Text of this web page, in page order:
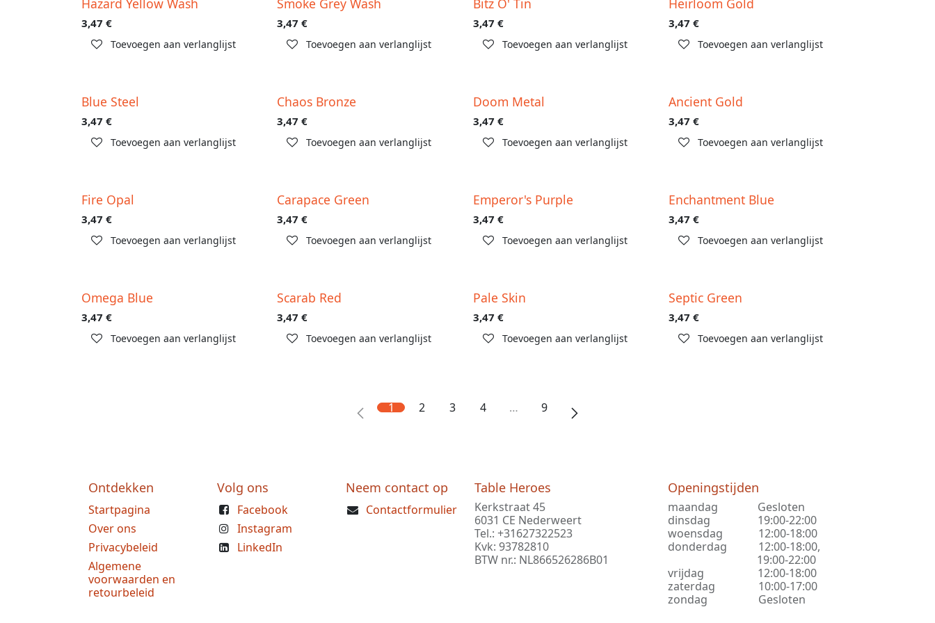
Hazard Yellow Wash
3,47 €
Toevoegen aan verlanglijst
Smoke Grey Wash
3,47 €
Toevoegen aan verlanglijst
Bitz O' Tin
3,47€
Toevoegen aan verlanglijst
Heirloom Gold
3,47 €
Toevoegen aan verlanglijst
Blue Steel
3,47 €
Toevoegen aan verlanglijst
Chaos Bronze
3,47 €
Toevoegen aan verlanglijst
Doom Metal
3,47€
Toevoegen aan verlanglijst
Ancient Gold
3,47 €
Toevoegen aan verlanglijst
Fire Opal
3,47 €
Toevoegen aan verlanglijst
Carapace Green
3,47 €
Toevoegen aan verlanglijst
Emperor's Purple
3,47€
Toevoegen aan verlanglijst
Enchantment Blue
3,47 €
Toevoegen aan verlanglijst
Omega Blue
3,47 €
Toevoegen aan verlanglijst
Scarab Red
3,47 €
Toevoegen aan verlanglijst
Pale Skin
3,47€
Toevoegen aan verlanglijst
Septic Green
3,47 €
Toevoegen aan verlanglijst
1 2 3 4 … 9
Ontdekken
Startpagina
Over ons
Privacybeleid
Algemene
voorwaarden en
retourbeleid
Volg ons
Facebook
Instagram
LinkedIn
Neem contact op
Contactformulier
Table Heroes
Kerkstraat 45
6031 CE Nederweert
Tel.: +31627322523
Kvk: 93782810
BTW nr.: NL866526286B01
Openingstijden
maandag
​Gesloten
dinsdag
​19:00-22:00
woensdag
​12:00-18:00
donderdag
​12:00-18:00,
​19:00-22:00
vrijdag
​12:00-18:00
zaterdag
​10:00-17:00
zondag
​Gesloten